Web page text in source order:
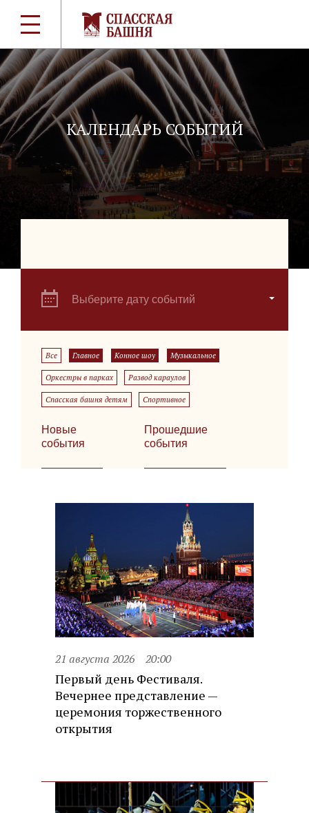
КАЛЕНДАРЬ СОБЫТИЙ
Выберите дату событий
Все Главное Конное шоу Музыкальное
Оркестры в парках Развод караулов
Спасская башня детям Спортивное
Новые
события
Прошедшие
события
21 августа 2026 20:00
Первый день Фестиваля.
Вечернее представление —
церемония торжественного
открытия